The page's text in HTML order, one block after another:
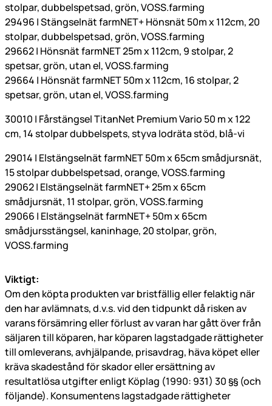
stolpar, dubbelspetsad, grön, VOSS.farming
29496 | Stängselnät farmNET+ Hönsnät 50m x 112cm, 20
stolpar, dubbelspetsad, grön, VOSS.farming
29662 | Hönsnät farmNET 25m x 112cm, 9 stolpar, 2
spetsar, grön, utan el, VOSS.farming
29664 | Hönsnät farmNET 50m x 112cm, 16 stolpar, 2
spetsar, grön, utan el, VOSS.farming
30010 | Fårstängsel TitanNet Premium Vario 50 m x 122
cm, 14 stolpar dubbelspets, styva lodräta stöd, blå-vi
29014 | Elstängselnät farmNET 50m x 65cm smådjursnät,
15 stolpar dubbelspetsad, orange, VOSS.farming
29062 | Elstängselnät farmNET+ 25m x 65cm
smådjursnät, 11 stolpar, grön, VOSS.farming
29066 | Elstängselnät farmNET+ 50m x 65cm
smådjursstängsel, kaninhage, 20 stolpar, grön,
VOSS.farming
Viktigt:
Om den köpta produkten var bristfällig eller felaktig när
den har avlämnats, d.v.s. vid den tidpunkt då risken av
varans försämring eller förlust av varan har gått över från
säljaren till köparen, har köparen lagstadgade rättigheter
till omleverans, avhjälpande, prisavdrag, häva köpet eller
kräva skadestånd för skador eller ersättning av
resultatlösa utgifter enligt Köplag (1990: 931) 30 §§ (och
följande). Konsumentens lagstadgade rättigheter